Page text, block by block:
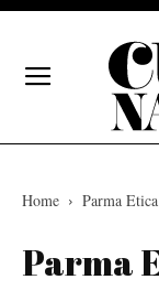
Home Parma
Parma